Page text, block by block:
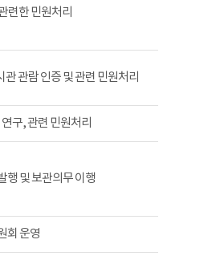
련한 민원처리
관람 인증 및 관련 민원처리
구, 관련 민원처리
행 및 보관의무 이행
회 운영